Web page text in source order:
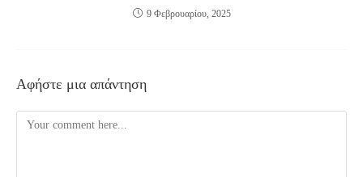
9 Φεβρουαρίου, 2025
Αφήστε μια απάντηση
Comment